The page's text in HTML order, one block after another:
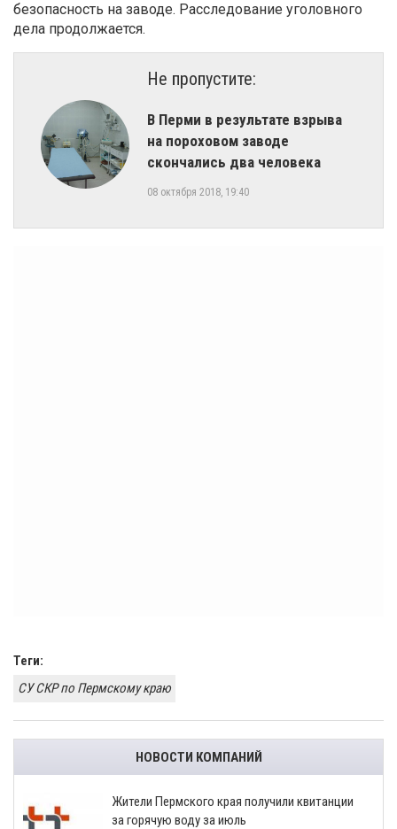
безопасность на заводе. Расследование уголовного
дела продолжается.
Не пропустите:
В Перми в результате взрыва
на пороховом заводе
скончались два человека
08 октября 2018, 19:40
Теги:
СУ СКР по Пермскому краю
НОВОСТИ КОМПАНИЙ
​Жители Пермского края получили квитанции
за горячую воду за июль